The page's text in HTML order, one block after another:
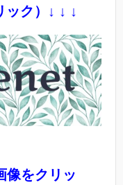
ック）↓ ↓ ↓
像をクリッ